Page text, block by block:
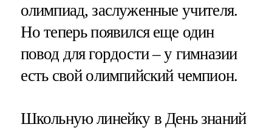
олимпиад, заслуженные учителя.
Но теперь появился еще один
повод для гордости – у гимназии
есть свой олимпийский чемпион.
Школьную линейку в День знаний